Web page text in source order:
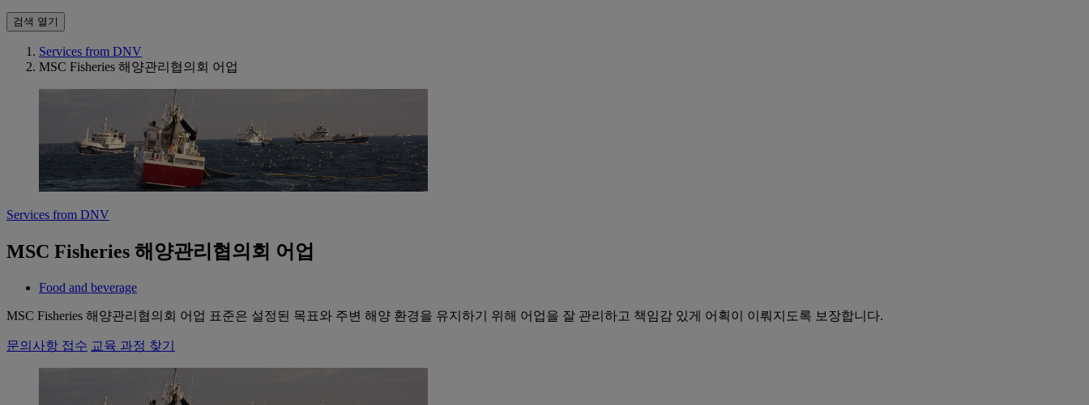
검색 열기
Services from DNV
MSC Fisheries 해양관리협의회 어업
Services from DNV
MSC Fisheries 해양관리협의회 어업
Food and beverage
MSC Fisheries 해양관리협의회 어업 표준은 설정된 목표와 주변 해양 환경을 유지하기 위해 어업을 잘 관리하고 책임감 있게 어획이 이뤄지도록 보장합니다.
문의사항 접수 교육 과정 찾기